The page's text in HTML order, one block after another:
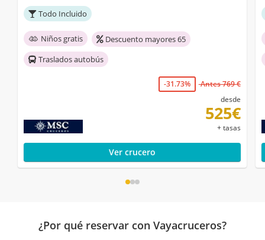
Todo Incluido
Niños gratis
Descuento mayores 65
Traslados autobús
-31.73%
Antes 769 €
desde
525€
+ tasas
Ver crucero
¿Por qué reservar con Vayacruceros?